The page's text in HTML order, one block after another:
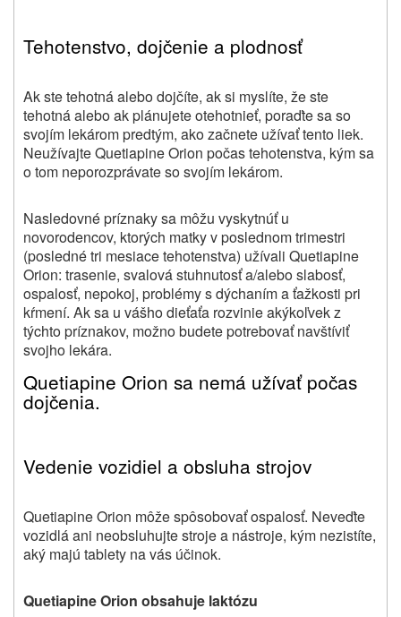
Tehotenstvo, dojčenie a plodnosť
Ak ste tehotná alebo dojčíte, ak si myslíte, že ste
tehotná alebo ak plánujete otehotnieť, poraďte sa so
svojím lekárompredtým, ako začnete užívať tento liek.
NeužívajteQuetiapine Orion počas tehotenstva, kým sa
o tom neporozprávate so svojím lekárom.
Nasledovné príznaky sa môžu vyskytnúť u
novorodencov, ktorých matky v poslednom trimestri
(posledné tri mesiace tehotenstva) užívali Quetiapine
Orion: trasenie, svalová stuhnutosť a/alebo slabosť,
ospalosť, nepokoj, problémy s dýchaním a ťažkosti pri
kŕmení. Ak sa u vášho dieťaťa rozvinie akýkoľvek z
týchto príznakov, možno budete potrebovať navštíviť
svojho lekára.
Quetiapine Orion sa nemá užívať počas
dojčenia.
Vedenie vozidiel a obsluha strojov
Quetiapine Orion môže spôsobovať ospalosť. Neveďte
vozidlá ani neobsluhujte stroje a nástroje, kým nezistíte,
aký majú tablety na vás účinok.
Quetiapine Orion obsahuje laktózu